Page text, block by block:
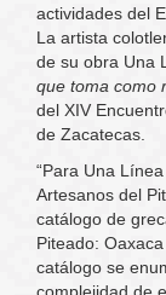
actividades del
La artista
de su obra Una
que toma como
del XIV
de Zacatecas.
“Para Una
Artesanos del
catálogo de
Piteado:
catálogo se